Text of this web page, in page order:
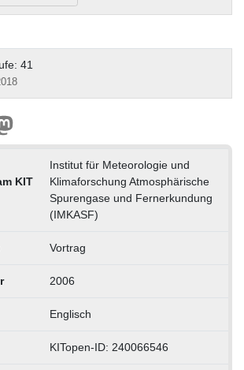
41
KIT
Institut für Meteorologie und
Klimaforschung Atmosphärische
Spurengase und Fernerkundung
(IMKASF)
Vortrag
2006
Englisch
KITopen-ID: 240066546